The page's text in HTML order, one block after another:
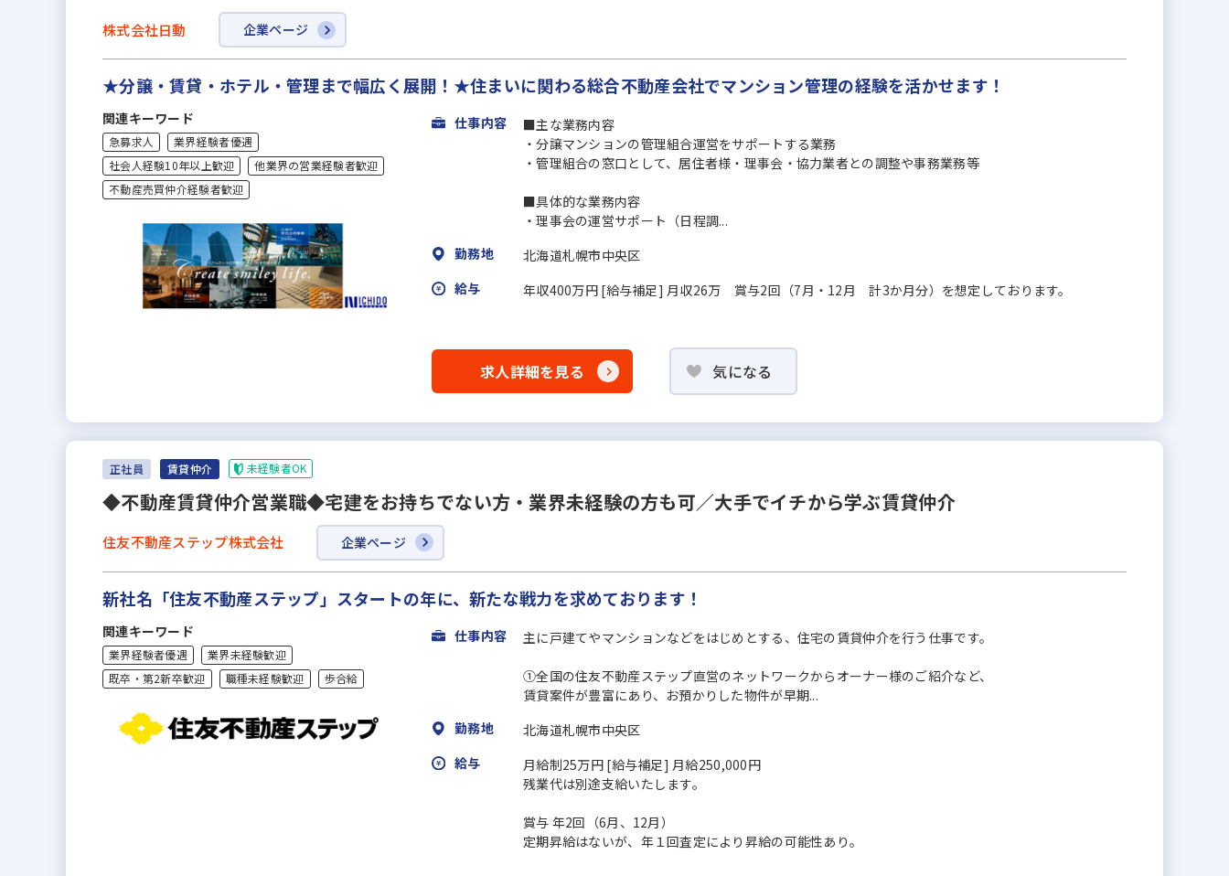
株式会社日動 企業ページ
★分譲・賃貸・ホテル・管理まで幅広く展開！★住まいに関わる総合不動産会社でマンション管理の経験を活かせます！
関連キーワード
急募求人
業界経験者優遇
社会人経験10年以上歓迎
他業界の営業経験者歓迎
不動産売買仲介経験者歓迎
仕事内容
■主な業務内容
・分譲マンションの管理組合運営をサポートする業務
・管理組合の窓口として、居住者様・理事会・協力業者との調整や事務業務等
■具体的な業務内容
・理事会の運営サポート（日程調...
勤務地
北海道札幌市中央区
給与
年収400万円 [給与補足] 月収26万 賞与2回（7月・12月 計3か月分）を想定しております。
求人詳細を見る 気になる
正社員 賃貸仲介 未経験者OK
◆不動産賃貸仲介営業職◆宅建をお持ちでない⽅・業界未経験の⽅も可／⼤⼿でイチから学ぶ賃貸仲介
住友不動産ステップ株式会社 企業ページ
新社名「住友不動産ステップ」スタートの年に、新たな戦力を求めております！
関連キーワード
業界経験者優遇
業界未経験歓迎
既卒・第2新卒歓迎
職種未経験歓迎 歩合給
仕事内容 主に⼾建てやマンションなどをはじめとする、住宅の賃貸仲介を⾏う仕事です。
①全国の住友不動産ステップ直営のネットワークからオーナー様のご紹介など、
賃貸案件が豊富にあり、お預かりした物件が早期...
勤務地
北海道札幌市中央区
給与
月給制25万円 [給与補足] ⽉給250,000円
残業代は別途支給いたします。
賞与 年2回（6⽉、12⽉）
定期昇給はないが、年１回査定により昇給の可能性あり。